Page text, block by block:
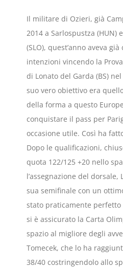
Il militare di Ozieri, già
2014 a Sarlospustza (HUN)
(SLO), quest’anno aveva
intenzioni vincendo la
di Lonato del Garda (BS)
suo vero obiettivo era
della forma a questo
conquistare il pass per
occasione utile. Così ha
Dopo le qualificazioni,
quota 122/125 +20 nello
l’assegnazione del
sua semifinale con un
stato praticamente
si è assicurato la Carta
spazio al migliore degli
Tomecek, che lo ha
38/40 costringendolo allo